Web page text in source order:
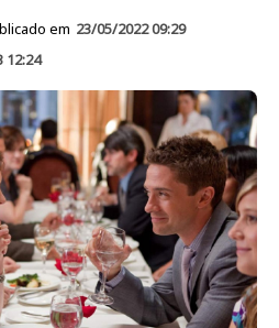
em 23/05/2022 09:29
12:24